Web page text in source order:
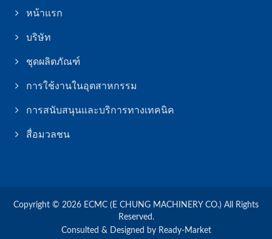
หน้าแรก
บริษัท
ชุดผลิตภัณฑ์
การใช้งานในอุตสาหกรรม
การสนับสนุนและบริการทางเทคนิค
สื่อมวลชน
Copyright © 2026 ECMC (E CHUNG MACHINERY CO.) All Rights
Reserved.
Consulted & Designed by Ready-Market